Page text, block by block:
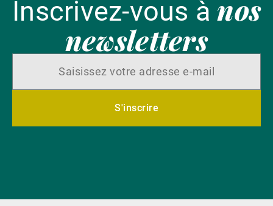
Inscrivez-vous ànos
newsletters
S'inscrire